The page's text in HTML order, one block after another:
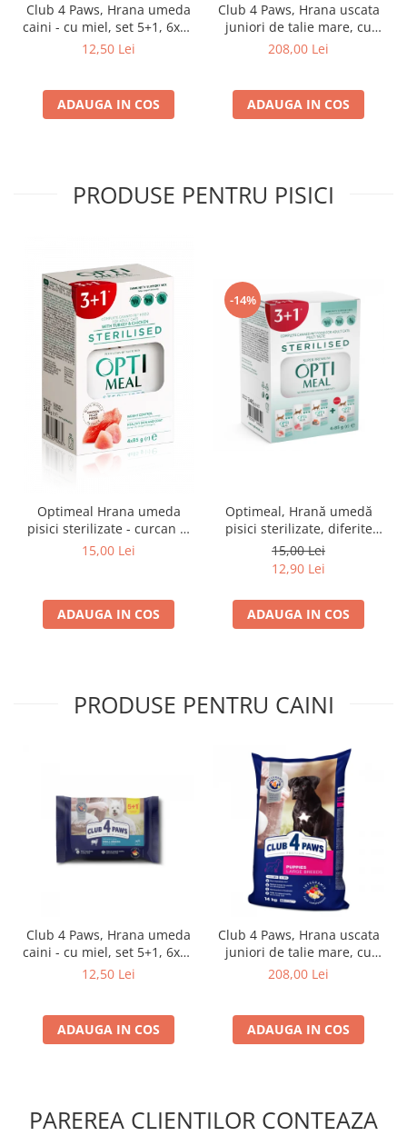
Club 4 Paws, Hrana umeda
caini - cu miel, set 5+1, 6x80
g
12,50 Lei
ADAUGA IN COS
Club 4 Paws, Hrana uscata
juniori de talie mare, cu
pui, 14kg
208,00 Lei
ADAUGA IN COS
PRODUSE PENTRU PISICI
Optimeal Hrana umeda
pisici sterilizate - curcan si
pui in sos, set 3+1,
15,00 Lei
ADAUGA IN COS
-14%
Optimeal, Hrană umedă
pisici sterilizate, diferite
arome, (3+1), 0.34kg
15,00 Lei
12,90 Lei
ADAUGA IN COS
PRODUSE PENTRU CAINI
Club 4 Paws, Hrana umeda
caini - cu miel, set 5+1, 6x80
g
12,50 Lei
ADAUGA IN COS
Club 4 Paws, Hrana uscata
juniori de talie mare, cu
pui, 14kg
208,00 Lei
ADAUGA IN COS
PAREREA CLIENTILOR CONTEAZA